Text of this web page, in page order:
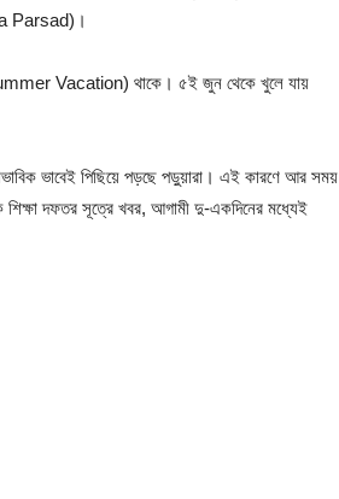
Parsad)।
(Summer Vacation) থাকে। ৫ই জুন থেকে খুলে যায়
ভাবেই পিছিয়ে পড়ছে পড়ুয়ারা। এই কারণে আর সময়
দফতর সূত্রে খবর, আগামী দু-একদিনের মধ্যেই